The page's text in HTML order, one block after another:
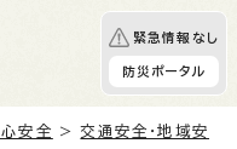
緊急情報なし
防災ポータル
心安全 >交通安全・地域安